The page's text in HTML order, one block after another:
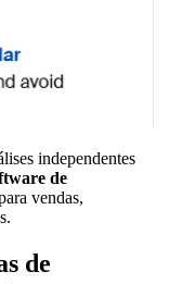
independentes
de
vendas,
de